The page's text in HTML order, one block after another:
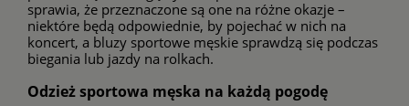
sprawia, że przeznaczone są one na różne okazje –
niektóre będą odpowiednie, by pojechać w nich na
koncert, a bluzy sportowe męskie sprawdzą się podczas
biegania lub jazdy na rolkach.
Odzież sportowa męska na każdą pogodę